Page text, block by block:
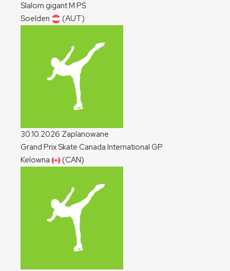
Slalom gigantM PŚ
Soelden
(AUT)
30.10.2026 Zaplanowane
Grand Prix Skate Canada International GP
Kelowna
(CAN)